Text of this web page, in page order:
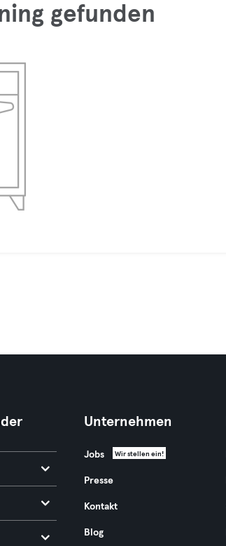
gefunden
Unternehmen
Jobs Wir stellen ein!
Presse
Kontakt
Blog